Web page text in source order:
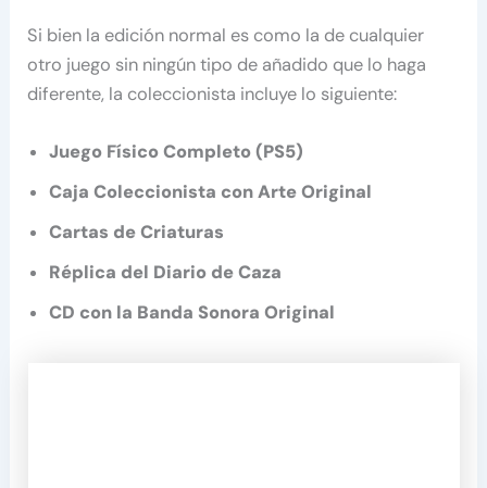
Si bien la edición normal es como la de cualquier
otro juego sin ningún tipo de añadido que lo haga
diferente, la coleccionista incluye lo siguiente:
Juego Físico Completo (PS5)
Caja Coleccionista con Arte Original
Cartas de Criaturas
Réplica del Diario de Caza
CD con la Banda Sonora Original